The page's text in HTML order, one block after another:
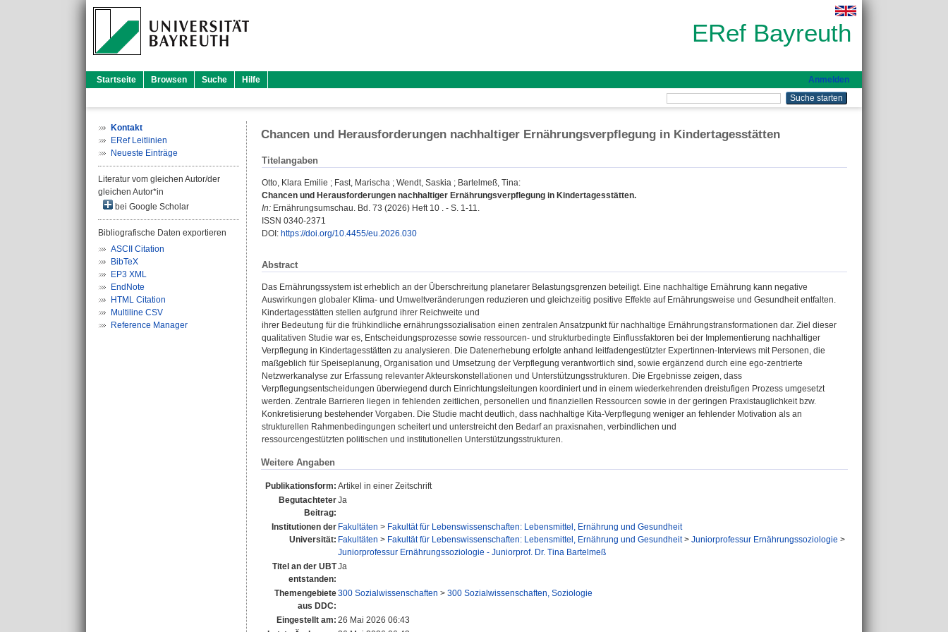
ERef Bayreuth
Startseite Browsen Suche Hilfe Anmelden
Kontakt
ERef Leitlinien
Neueste Einträge
Literatur vom gleichen Autor/der
gleichen Autor*in
bei Google Scholar
Bibliografische Daten exportieren
ASCII Citation
BibTeX
EP3 XML
EndNote
HTML Citation
Multiline CSV
Reference Manager
Chancen und Herausforderungen nachhaltiger Ernährungsverpflegung in Kindertagesstätten
Titelangaben
Otto, Klara Emilie ; Fast, Marischa ; Wendt, Saskia ; Bartelmeß, Tina:
Chancen und Herausforderungen nachhaltiger Ernährungsverpflegung in Kindertagesstätten.
In: Ernährungsumschau. Bd. 73 (2026) Heft 10 . - S. 1-11.
ISSN 0340-2371
DOI: https://doi.org/10.4455/eu.2026.030
Abstract
Das Ernährungssystem ist erheblich an der Überschreitung planetarer Belastungsgrenzen beteiligt. Eine nachhaltige Ernährung kann negative
Auswirkungen globaler Klima- und Umweltveränderungen reduzieren und gleichzeitig positive Effekte auf Ernährungsweise und Gesundheit entfalten.
Kindertagesstätten stellen aufgrund ihrer Reichweite und
ihrer Bedeutung für die frühkindliche ernährungssozialisation einen zentralen Ansatzpunkt für nachhaltige Ernährungstransformationen dar. Ziel dieser
qualitativen Studie war es, Entscheidungsprozesse sowie ressourcen- und strukturbedingte Einflussfaktoren bei der Implementierung nachhaltiger
Verpflegung in Kindertagesstätten zu analysieren. Die Datenerhebung erfolgte anhand leitfadengestützter Expertinnen-Interviews mit Personen, die
maßgeblich für Speiseplanung, Organisation und Umsetzung der Verpflegung verantwortlich sind, sowie ergänzend durch eine ego-zentrierte
Netzwerkanalyse zur Erfassung relevanter Akteurskonstellationen und Unterstützungsstrukturen. Die Ergebnisse zeigen, dass
Verpflegungsentscheidungen überwiegend durch Einrichtungsleitungen koordiniert und in einem wiederkehrenden dreistufigen Prozess umgesetzt
werden. Zentrale Barrieren liegen in fehlenden zeitlichen, personellen und finanziellen Ressourcen sowie in der geringen Praxistauglichkeit bzw.
Konkretisierung bestehender Vorgaben. Die Studie macht deutlich, dass nachhaltige Kita-Verpflegung weniger an fehlender Motivation als an
strukturellen Rahmenbedingungen scheitert und unterstreicht den Bedarf an praxisnahen, verbindlichen und
ressourcengestützten politischen und institutionellen Unterstützungsstrukturen.
Weitere Angaben
Publikationsform: Artikel in einer Zeitschrift
Begutachteter
Beitrag:
Ja
Institutionen der
Universität:
Fakultäten > Fakultät für Lebenswissenschaften: Lebensmittel, Ernährung und Gesundheit
Fakultäten > Fakultät für Lebenswissenschaften: Lebensmittel, Ernährung und Gesundheit> Juniorprofessur Ernährungssoziologie >
Juniorprofessur Ernährungssoziologie - Juniorprof. Dr. Tina Bartelmeß
Titel an der UBT
entstanden:
Ja
Themengebiete
aus DDC:
300 Sozialwissenschaften > 300 Sozialwissenschaften, Soziologie
Eingestellt am: 26 Mai 2026 06:43